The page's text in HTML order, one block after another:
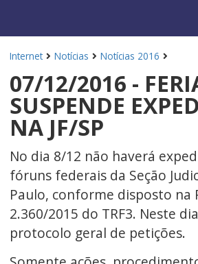
Internet Notícias Notícias 2016
07/12/2016 -
SUSPENDE
NA JF/SP
No dia 8/12 não haverá
fóruns federais da Seção
Paulo, conforme disposto na
2.360/2015 do TRF3. Neste
protocolo geral de petições.